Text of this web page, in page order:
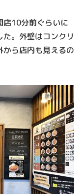
店10分前ぐらいに
。外壁はコンクリ
ら店内も見えるの